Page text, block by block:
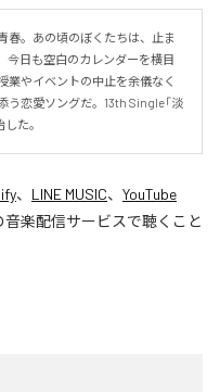
春。あの頃のぼくたちは、止ま
今日も空白のカレンダーを横目
業やイベントの中止を余儀なく
う恋愛ソングだ。13th Single「淡
た。
、 LINE MUSIC、 YouTube
音楽配信サービスで聴くこと